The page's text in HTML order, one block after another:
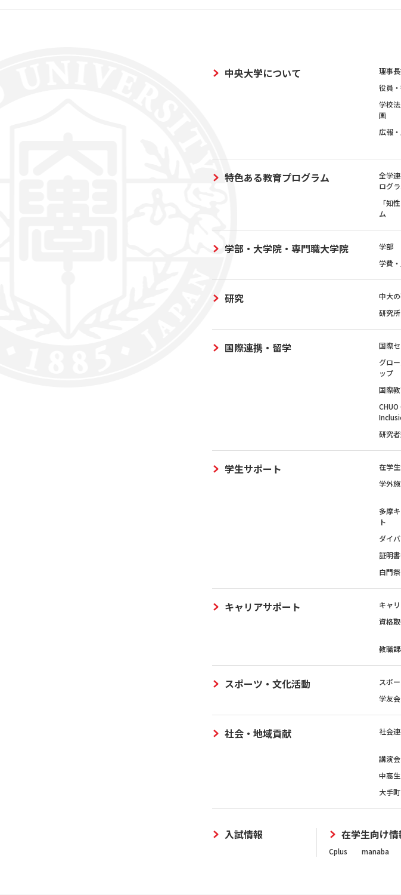
中央大学について 理事
役員
学校
画
広報
特色ある教育プログラム
全学
ログラ
「知
ム
学部・大学院・専門職大学院 学部
学費
研究 中大
研究所
国際連携・留学 国際
グロ
ップ
国際
研究
学生サポート 在学
学外
多摩
ト
ダイ
証明
白門祭
キャリアサポート キャ
資格
教職
スポーツ・文化活動 スポ
学友会
社会・地域貢献 社会
講演会
中高
大手
入試情報 在学生向け
Cplus manaba